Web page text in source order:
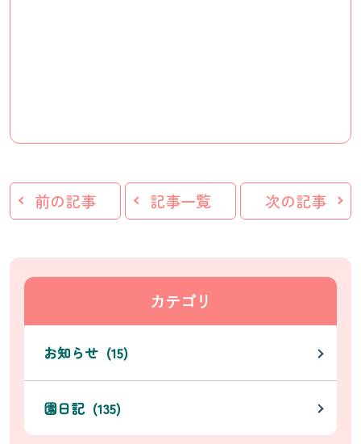
前の記事 記事一覧 次の記事
カテゴリ
お知らせ (15)
園日記 (135)